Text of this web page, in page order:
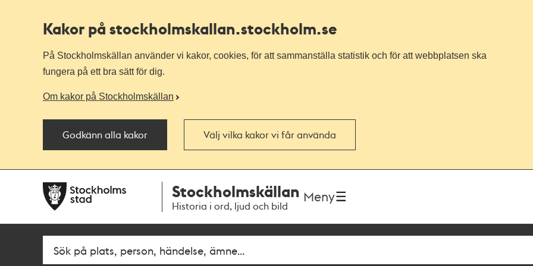
Kakor på stockholmskallan.stockholm.se
På Stockholmskällan använder vi kakor, cookies, för att sammanställa statistik och för att webbplatsen ska
fungera på ett bra sätt för dig.
Om kakor på Stockholmskällan
Godkänn alla kakor Välj vilka kakor vi får använda
navigationen
huvudinnehållet
Stockholmskällan
Historia i ord, ljud och bild
Meny
SökFritextsök